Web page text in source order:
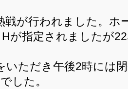
戦が行われました。ホ
が指定されましたが
いただき午後2時には
した。